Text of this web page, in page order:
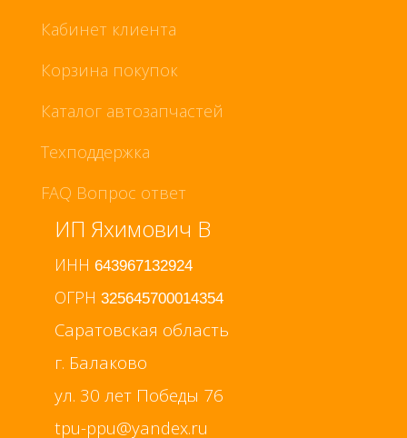
Кабинет клиента
Корзина покупок
Каталог автозапчастей
Техподдержка
FAQ Вопрос ответ
ИП Яхимович В
ИНН 643967132924
ОГРН 325645700014354
Саратовская область
г. Балаково
ул. 30 лет Победы 76